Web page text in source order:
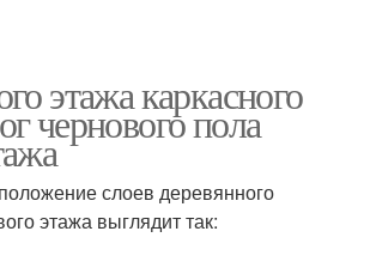
этажа каркасного
чернового пола
слоев деревянного
этажа выглядит так: